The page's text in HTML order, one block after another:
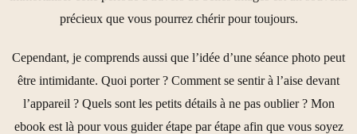
précieux que vous pourrez chérir pour toujours.
Cependant, je comprends aussi que l’idée d’une séance photo peut
être intimidante. Quoi porter ? Comment se sentir à l’aise devant
l’appareil ? Quels sont les petits détails à ne pas oublier ? Mon
ebook est là pour vous guider étape par étape afin que vous soyez